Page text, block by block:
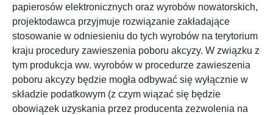
papierosów elektronicznych oraz wyrobów nowatorskich,
projektodawca przyjmuje rozwiązanie zakładające
stosowanie w odniesieniu do tych wyrobów na terytorium
kraju procedury zawieszenia poboru akcyzy. W związku z
tym produkcja ww. wyrobów w procedurze zawieszenia
poboru akcyzy będzie mogła odbywać się wyłącznie w
składzie podatkowym (z czym wiązać się będzie
obowiązek uzyskania przez producenta zezwolenia na